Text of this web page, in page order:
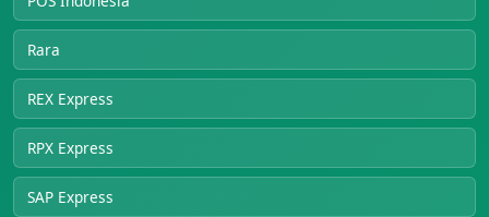
Rara
REX Express
RPX Express
SAP Express